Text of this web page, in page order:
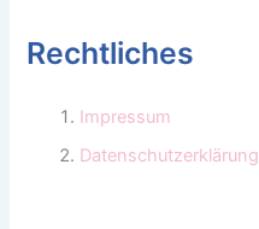
Rechtliches
Impressum
Datenschutzerklärung